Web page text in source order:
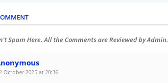
Spam Here. All the Comments are Reviewed by Admin.
October 2025 at 20:36